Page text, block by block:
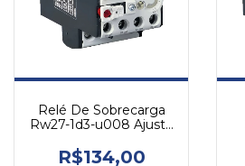
Relé De Sobrecarga
Rw27-1d3-u008 Ajuste
R$134,00